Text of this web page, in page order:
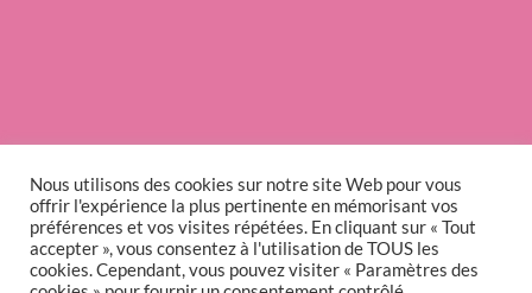
Nous utilisons des cookies sur notre site Web pour vous
offrir l'expérience la plus pertinente en mémorisant vos
préférences et vos visites répétées. En cliquant sur « Tout
accepter », vous consentez à l'utilisation de TOUS les
cookies. Cependant, vous pouvez visiter « Paramètres des